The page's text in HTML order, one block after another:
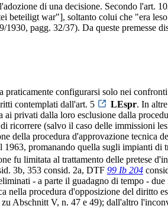
di una decisione. Secondo l'art.
beteiligt war"], soltanto colui che "era
pagg. 32/37). Da queste premesse
configurarsi solo nei
contemplati dall'art. 5
LEspr. In
privati dalla loro esclusione dalla
ricorrere (salvo il caso delle immissioni
della procedura d'approvazione
promanando quella sugli impianti di
fu limitata al trattamento delle pretese
3b, 353 consid. 2a, DTF 99 Ib 204
- a parte il guadagno di tempo -
procedura d'opposizione del diritto
Abschnitt V, n. 47 e 49); dall'altro